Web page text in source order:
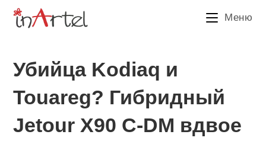
Перейти
Меню
Убийца Kodiaq и
Touareg? Гибридный
Jetour X90 C-DM вдвое